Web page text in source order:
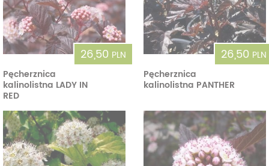
26,50 PLN
Pęcherznica
kalinolistna LADY IN
RED
26,50 PLN
Pęcherznica
kalinolistna PANTHER